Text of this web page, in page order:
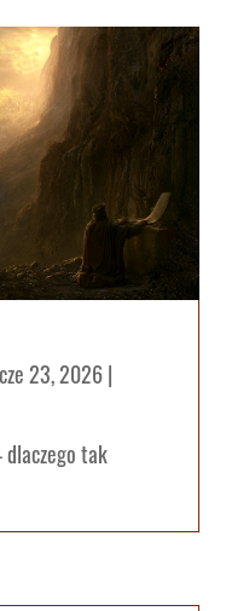
cze 23, 2026|
tak